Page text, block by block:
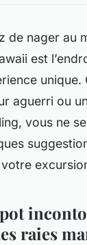
de nager au
est
unique.
aguerri ou
vous ne
raies